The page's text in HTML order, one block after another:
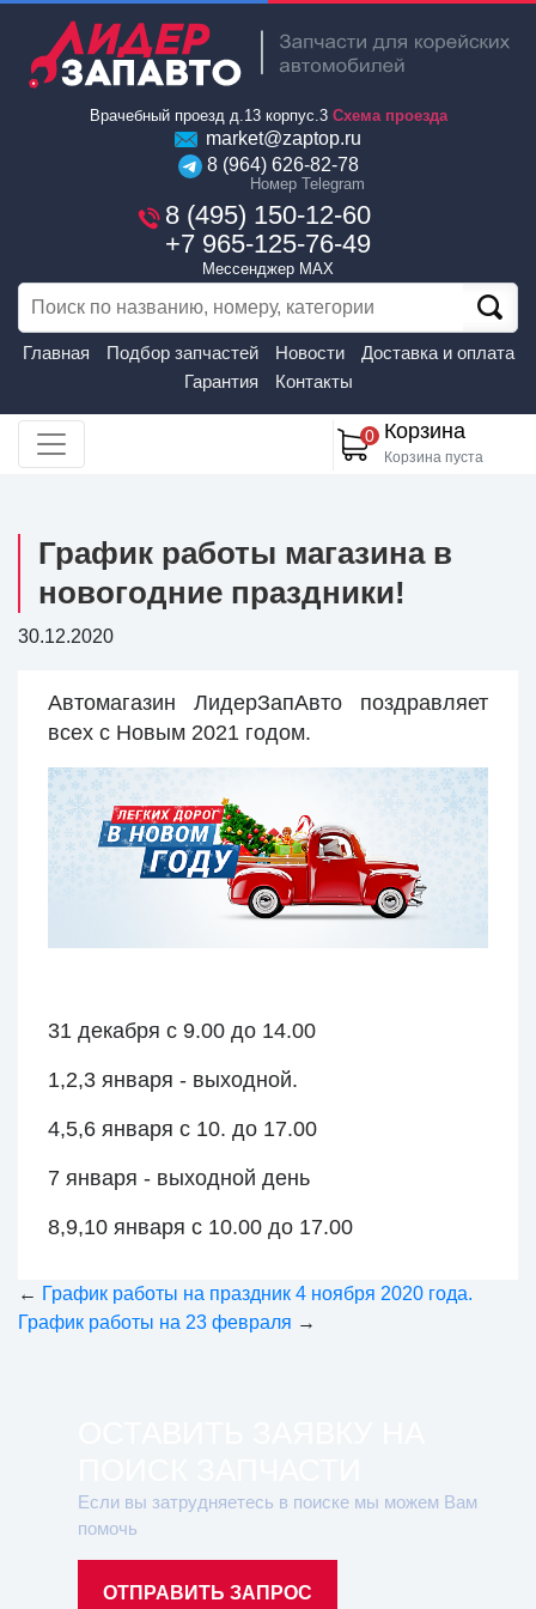
Врачебный проезд д.13 корпус.3 Схема проезда
market@zaptop.ru
8 (964) 626-82-78
Номер Telegram
8 (495) 150-12-60
+7 965-125-76-49
Мессенджер MAX
Главная Подбор запчастей Новости
Доставка и оплата
Гарантия
Контакты
0 Корзина
Корзина пуста
График работы магазина в
новогодние праздники!
30.12.2020
Автомагазин ЛидерЗапАвто поздравляет
всех с Новым 2021 годом.
31 декабря с 9.00 до 14.00
1,2,3 января - выходной.
4,5,6 января с 10. до 17.00
7 января - выходной день
8,9,10 января с 10.00 до 17.00
← График работы на праздник 4 ноября 2020 года.
График работы на 23 февраля →
Если вы затрудняетесь в поиске мы можем Вам
помочь
ОТПРАВИТЬ ЗАПРОС